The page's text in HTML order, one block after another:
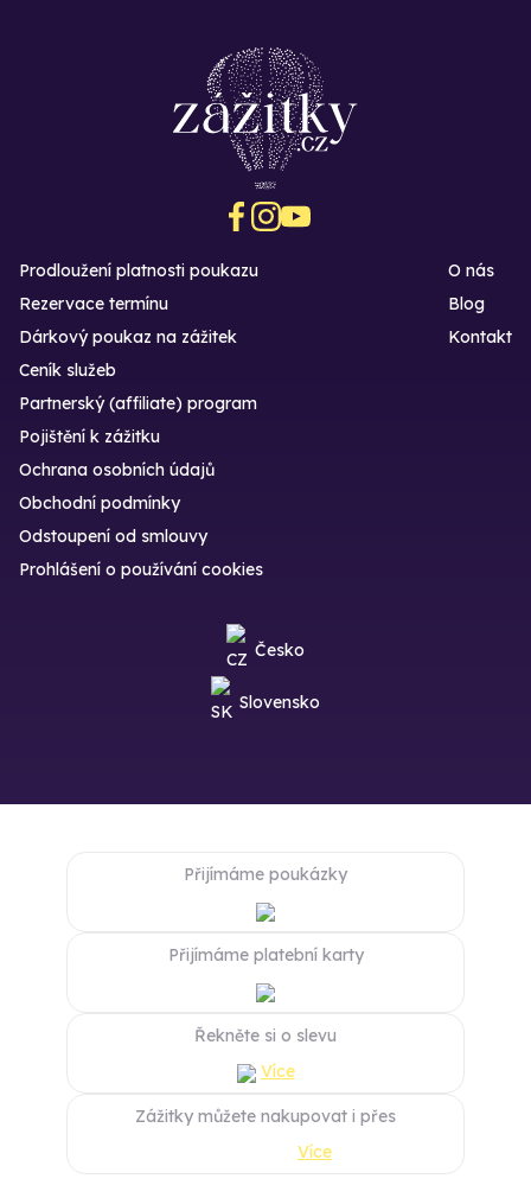
Prodloužení platnosti poukazu
Rezervace termínu
Dárkový poukaz na zážitek
O nás
Blog
Kontakt
Ceník služeb
Partnerský (affiliate) program
Pojištění k zážitku
Ochrana osobních údajů
Obchodní podmínky
Odstoupení od smlouvy
Prohlášení o používání cookies
Česko
Slovensko
Přijímáme poukázky
Přijímáme platební karty
Řekněte si o slevu
Více
Zážitky můžete nakupovat i přes
Více